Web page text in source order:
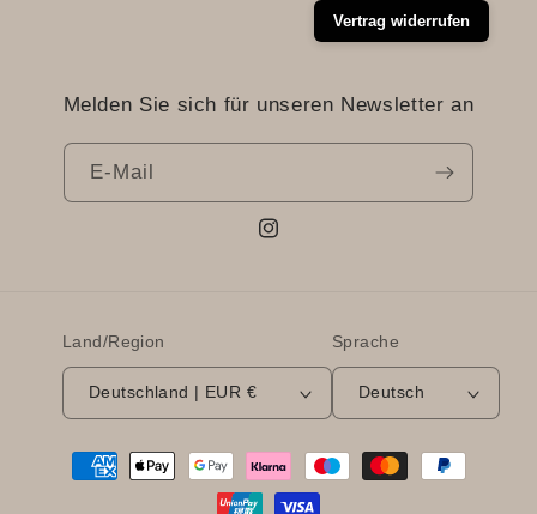
Vertrag widerrufen
Melden Sie sich für unseren Newsletter an
E-Mail
Instagram
Land/Region
Deutschland | EUR €
Sprache
Deutsch
Zahlungsmethoden